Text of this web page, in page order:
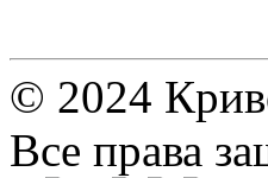
© 2024
Все права